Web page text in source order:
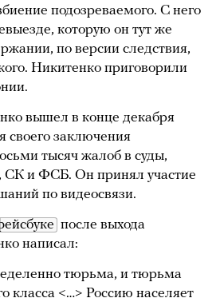
подозреваемого. С него
которую он тут же
по версии следствия,
Никитенко приговорили
вышел в конце декабря
своего заключения
тысяч жалоб в суды,
СК и ФСБ. Он принял участие
по видеосвязи.
после выхода
написал:
тюрьма, и тюрьма
класса <…> Россию населяет